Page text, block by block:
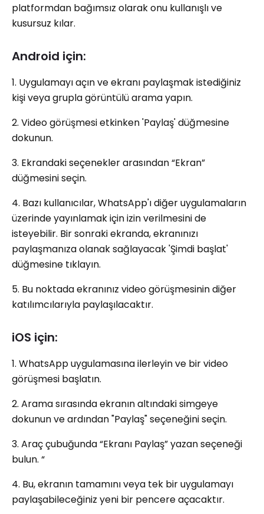
platformdan bağımsız olarak onu kullanışlı ve
kusursuz kılar.
Android için:
1. Uygulamayı açın ve ekranı paylaşmak istediğiniz
kişi veya grupla görüntülü arama yapın.
2. Video görüşmesi etkinken 'Paylaş' düğmesine
dokunun.
3. Ekrandaki seçenekler arasından “Ekran”
düğmesini seçin.
4. Bazı kullanıcılar, WhatsApp'ı diğer uygulamaların
üzerinde yayınlamak için izin verilmesini de
isteyebilir. Bir sonraki ekranda, ekranınızı
paylaşmanıza olanak sağlayacak 'Şimdi başlat'
düğmesine tıklayın.
5. Bu noktada ekranınız video görüşmesinin diğer
katılımcılarıyla paylaşılacaktır.
iOS için:
1. WhatsApp uygulamasına ilerleyin ve bir video
görüşmesi başlatın.
2. Arama sırasında ekranın altındaki simgeye
dokunun ve ardından "Paylaş" seçeneğini seçin.
3. Araç çubuğunda “Ekranı Paylaş” yazan seçeneği
bulun. “
4. Bu, ekranın tamamını veya tek bir uygulamayı
paylaşabileceğiniz yeni bir pencere açacaktır.